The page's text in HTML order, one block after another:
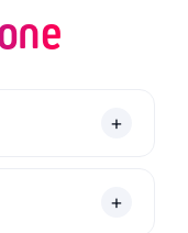
+
miesiącami na+